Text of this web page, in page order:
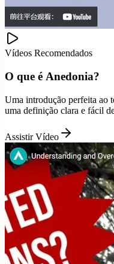
Vídeos Recomendados
O que é Anedonia?
Uma introdução perfeita ao
uma definição clara e fácil
Assistir Vídeo